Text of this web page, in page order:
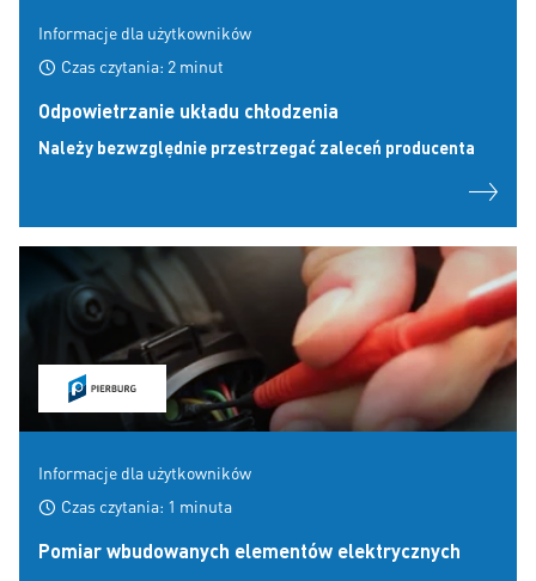
Informacje dla użytkowników
Czas czytania: 2 minut
Odpowietrzanie układu chłodzenia
Należy bezwzględnie przestrzegać zaleceń producenta
Informacje dla użytkowników
Czas czytania: 1 minuta
Pomiar wbudowanych elementów elektrycznych